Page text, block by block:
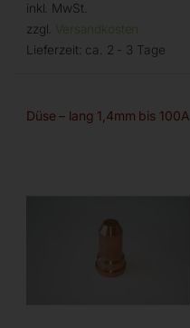
inkl. MwSt.
zzgl. Versandkosten
Lieferzeit: ca. 2 - 3 Tage
Düse – lang 1,4mm bis 100A